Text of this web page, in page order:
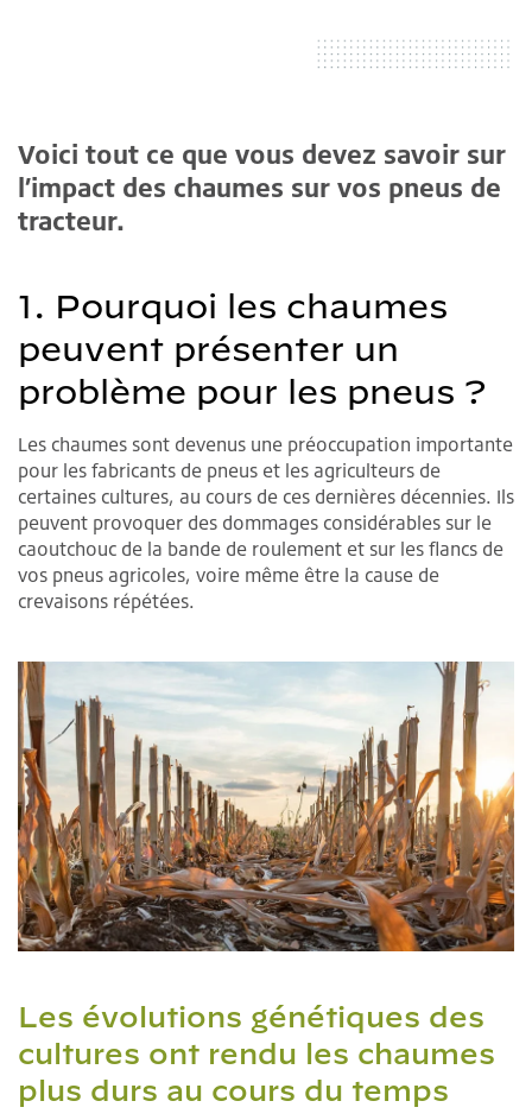
Voici tout ce que vous devez savoir sur
l’impact des chaumes sur vos pneus de
tracteur.
1. Pourquoi les chaumes
peuvent présenter un
problème pour les pneus ?
Les chaumes sont devenus une préoccupation importante
pour les fabricants de pneus et les agriculteurs de
certaines cultures, au cours de ces dernières décennies. Ils
peuvent provoquer des dommages considérables sur le
caoutchouc de la bande de roulement et sur les flancs de
vos pneus agricoles, voire même être la cause de
crevaisons répétées.
Les évolutions génétiques des
cultures ont rendu les chaumes
plus durs au cours du temps